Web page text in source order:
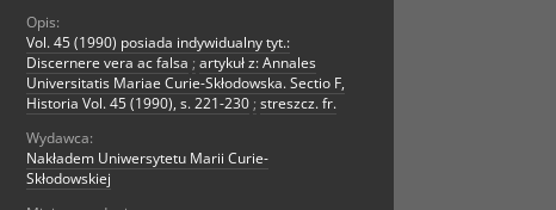
Opis:
Vol. 45 (1990) posiada indywidualny tyt.:
Discernere vera ac falsa ; artykuł z: Annales
Universitatis Mariae Curie-Skłodowska. Sectio F,
Historia Vol. 45 (1990), s. 221-230 ; streszcz. fr.
Wydawca:
Nakładem Uniwersytetu Marii Curie-
Skłodowskiej